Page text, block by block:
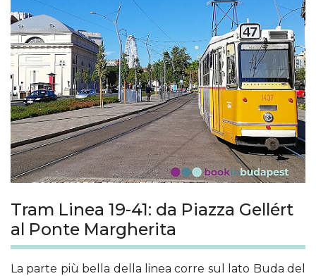
Tram Linea 19-41: da Piazza Gellért
al Ponte Margherita
La parte più bella della linea corre sul lato Buda del